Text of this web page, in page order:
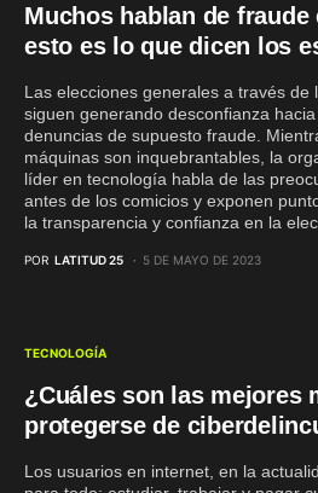
Muchos hablan de
esto es lo que dicen los
Las elecciones generales a través de
siguen generando desconfianza
denuncias de supuesto fraude.
máquinas son inquebrantables, la
líder en tecnología habla de las
antes de los comicios y exponen
la transparencia y confianza en la
POR LATITUD 25 5 DE MAYO DE 2023
TECNOLOGÍA
¿Cuáles son las mejores
protegerse de
Los usuarios en internet, en la